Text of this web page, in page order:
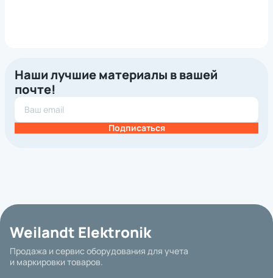
Наши лучшие материалы в вашей
почте!
Подписаться
Weilandt Elektronik
Продажа и сервис оборудования для учета
и маркировки товаров.